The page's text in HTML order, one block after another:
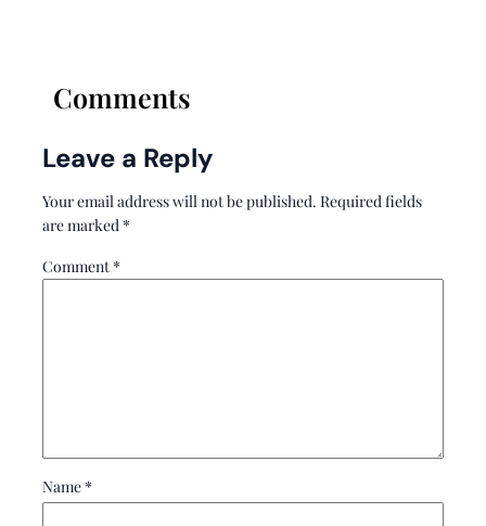
Comments
Leave a Reply
Your email address will not be published. Required fields
are marked *
Comment *
Name *